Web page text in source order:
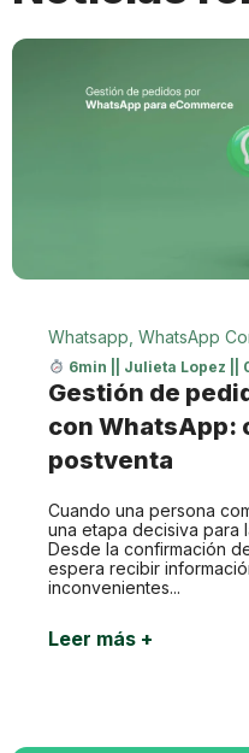
Whatsapp WhatsApp
6min Julieta Lopez
Gestión de
con WhatsApp:
postventa
Cuando una persona
una etapa decisiva para
Desde la confirmación
espera recibir
inconvenientes...
Leer más +